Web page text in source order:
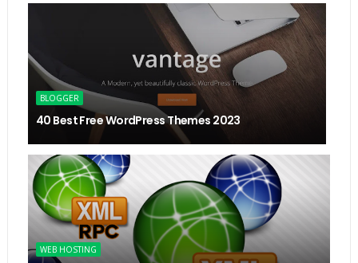
BLOGGER
40 Best Free WordPress Themes 2023
WEB HOSTING